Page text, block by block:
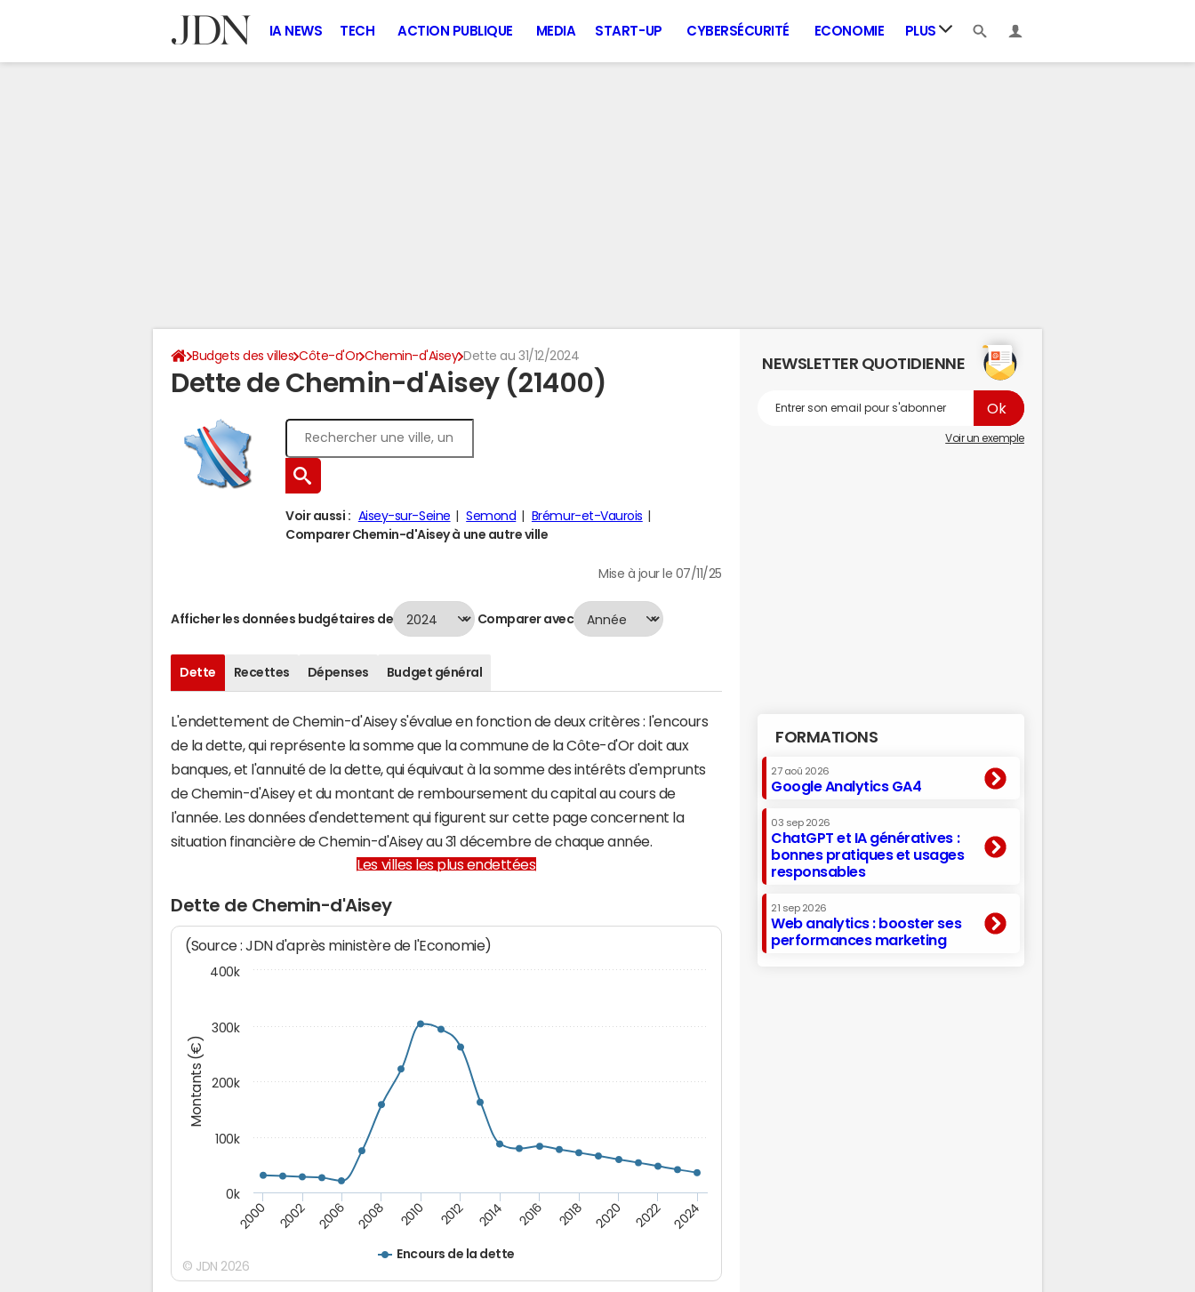
IA NEWS TECH ACTION PUBLIQUE MEDIA START-UP CYBERSÉCURITÉ ECONOMIE PLUS
Budgets des villes Côte-d'Or Chemin-d'Aisey Dette au 31/12/2024
Dette de Chemin-d'Aisey (21400)
Voir aussi : Aisey-sur-Seine Semond
Brémur-et-Vaurois
Comparer Chemin-d'Aisey à une autre ville
Mise à jour le 07/11/25
Afficher les données budgétaires de Comparer avec
Dette Recettes Dépenses Budget général
L'endettement de Chemin-d'Aisey s'évalue en fonction de deux critères : l'encours
de la dette, qui représente la somme que la commune de la Côte-d'Or doit aux
banques, et l'annuité de la dette, qui équivaut à la somme des intérêts d'emprunts
de Chemin-d'Aisey et du montant de remboursement du capital au cours de
l'année. Les données d'endettement qui figurent sur cette page concernent la
situation financière de Chemin-d'Aisey au 31 décembre de chaque année.
Les villes les plus endettées
Dette de Chemin-d'Aisey
Montants (€)
(Source : JDN d'après ministère de l'Economie)
Encours de la dette
2000 2002 2006 2008 2010 2012 2014 2016 2018 2020 2022 2024
0k
100k
200k
300k
400k
© JDN 2026
NEWSLETTER QUOTIDIENNE
Voir un exemple
FORMATIONS
27 aoû 2026
Google Analytics GA4
03 sep 2026
ChatGPT et IA génératives :
bonnes pratiques et usages
responsables
21 sep 2026
Web analytics : booster ses
performances marketing